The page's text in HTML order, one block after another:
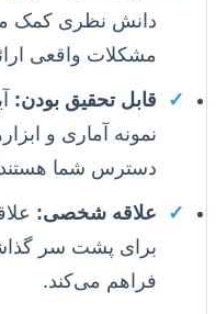
دانش نظری کمک
مشکلات واقعی
✓ قابل تحقیق بودن:
نمونه آماری و
دسترس شما
✓ علاقه شخصی:
برای پشت سر
فراهم می‌کند.